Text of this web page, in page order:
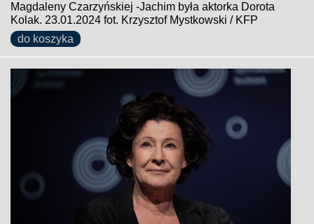
Magdaleny Czarzyńskiej -Jachim była aktorka Dorota
Kolak. 23.01.2024 fot. Krzysztof Mystkowski / KFP
do koszyka